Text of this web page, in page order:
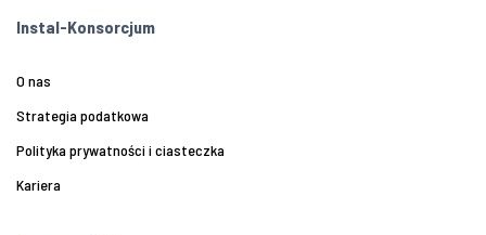
Instal-Konsorcjum
O nas
Strategia podatkowa
Polityka prywatności i ciasteczka
Kariera